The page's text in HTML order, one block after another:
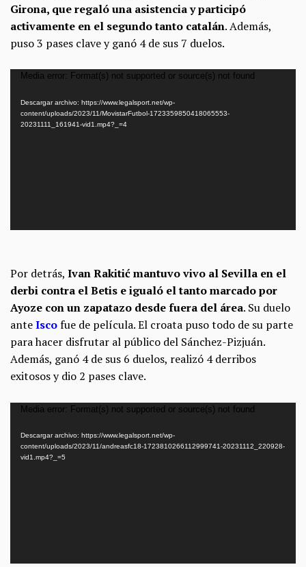
Girona, que regaló una asistencia y participó
activamente en el segundo tanto catalán. Además,
puso 3 pases clave y ganó 4 de sus 7 duelos.
Reproductor
vídeo
Media error: Format(s) not supported or source(s) not found
Descargar archivo: https://www.legalsport.net/wp-
content/uploads/2023/11/MovistarFutbol-1723359850418065553-
20231111_161941-vid1.mp4?_=4
Por detrás, IvanRakitić mantuvo vivo al Sevilla en el
derbi contra el Betis e igualó el tanto marcado por
Ayoze con un zapatazo desde fuera del área. Su duelo
anteIscofue de película. El croata puso todo de su parte
para hacer disfrutar al público del Sánchez-Pizjuán.
Además, ganó 4 de sus 6 duelos, realizó 4 derribos
exitosos y dio 2 pases clave.
Reproductor
vídeo
Media error: Format(s) not supported or source(s) not found
Descargar archivo: https://www.legalsport.net/wp-
content/uploads/2023/11/andreasfc18-1723810266112999741-20231112_220928-
vid1.mp4?_=5